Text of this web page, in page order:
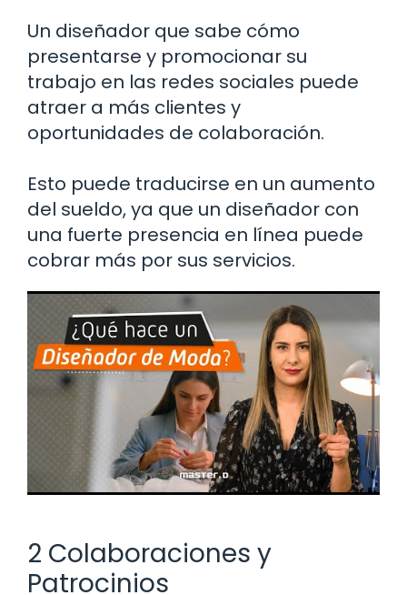
Un diseñador que sabe cómo
presentarse y promocionar su
trabajo en las redes sociales puede
atraer a más clientes y
oportunidades de colaboración.
Esto puede traducirse en un aumento
del sueldo, ya que un diseñador con
una fuerte presencia en línea puede
cobrar más por sus servicios.
2 Colaboraciones y
Patrocinios